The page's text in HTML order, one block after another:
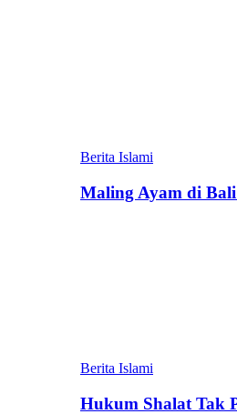
Berita Islami
Maling Ayam di
Berita Islami
Hukum Shalat Tak